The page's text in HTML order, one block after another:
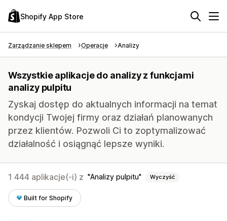
Shopify App Store
Zarządzanie sklepem Operacje Analizy
Wszystkie aplikacje do analizy z funkcjami
analizy pulpitu
Zyskaj dostęp do aktualnych informacji na temat
kondycji Twojej firmy oraz działań planowanych
przez klientów. Pozwoli Ci to zoptymalizować
działalność i osiągnąć lepsze wyniki.
1 444 aplikacje(-i) z Analizy pulpitu Wyczyść
Built for Shopify